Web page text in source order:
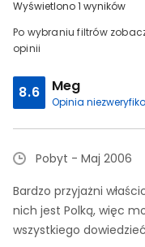
Wyświetlono 1 wyników
Po wybraniu filtrów
opinii
8.6 Meg
Opinia
Pobyt - Maj 2006
Bardzo przyjażni
nich jest Polką, więc
wszystkiego dowiedzieć